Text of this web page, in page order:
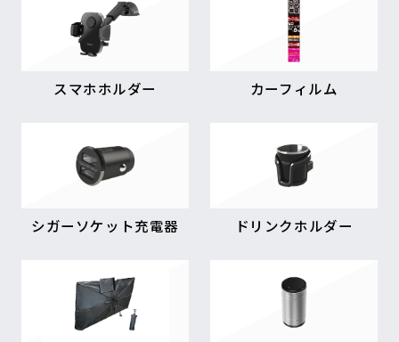
スマホホルダー カーフィルム
シガーソケット充電器 ドリンクホルダー